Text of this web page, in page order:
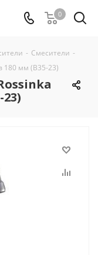
0
- Смесители -
180 мм (B35-23)